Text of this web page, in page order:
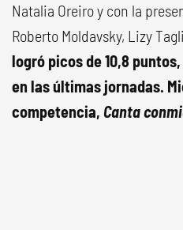
Natalia Oreiro y con la
Roberto Moldavsky, Lizy
logró picos de 10,8
en las últimas jornadas.
competencia, Canta